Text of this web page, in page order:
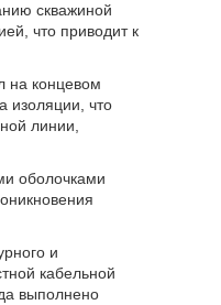
скважиной
что приводит к
на концевом
изоляции, что
линии,
оболочками
и
кабельной
выполнено